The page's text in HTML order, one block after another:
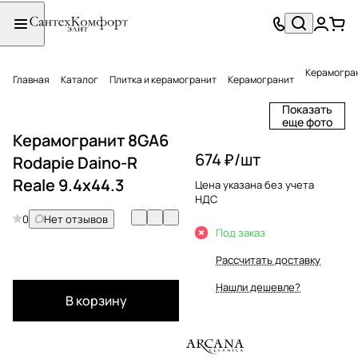
Главная Каталог Плитка и керамогранит Керамогранит
Показать
еще фото
Керамогранит 8GA6
Rodapie Daino-R
Reale 9.4x44.3
0 Нет отзывов
В корзину
674 ₽/шт
Цена указана без учета
НДС
Под заказ
Рассчитать доставку
Нашли дешевле?